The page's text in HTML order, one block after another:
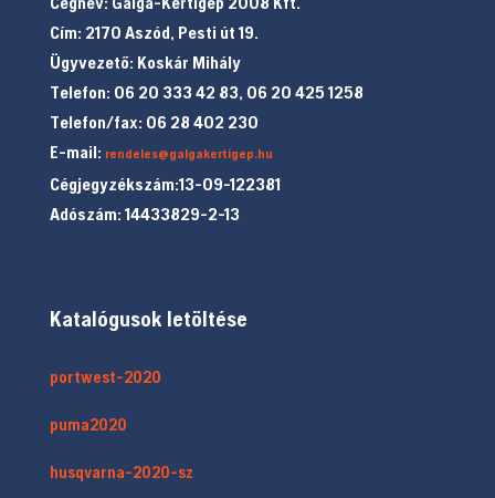
Cím: 2170 Aszód, Pesti út 19.
Ügyvezető: Koskár Mihály
Telefon: 06 20 333 42 83, 06 20 425 1258
Telefon/fax: 06 28 402 230
E-mail: rendeles@galgakertigep.hu
Cégjegyzékszám:13-09-122381
Adószám: 14433829-2-13
Katalógusok letöltése
portwest-2020
puma2020
husqvarna-2020-sz